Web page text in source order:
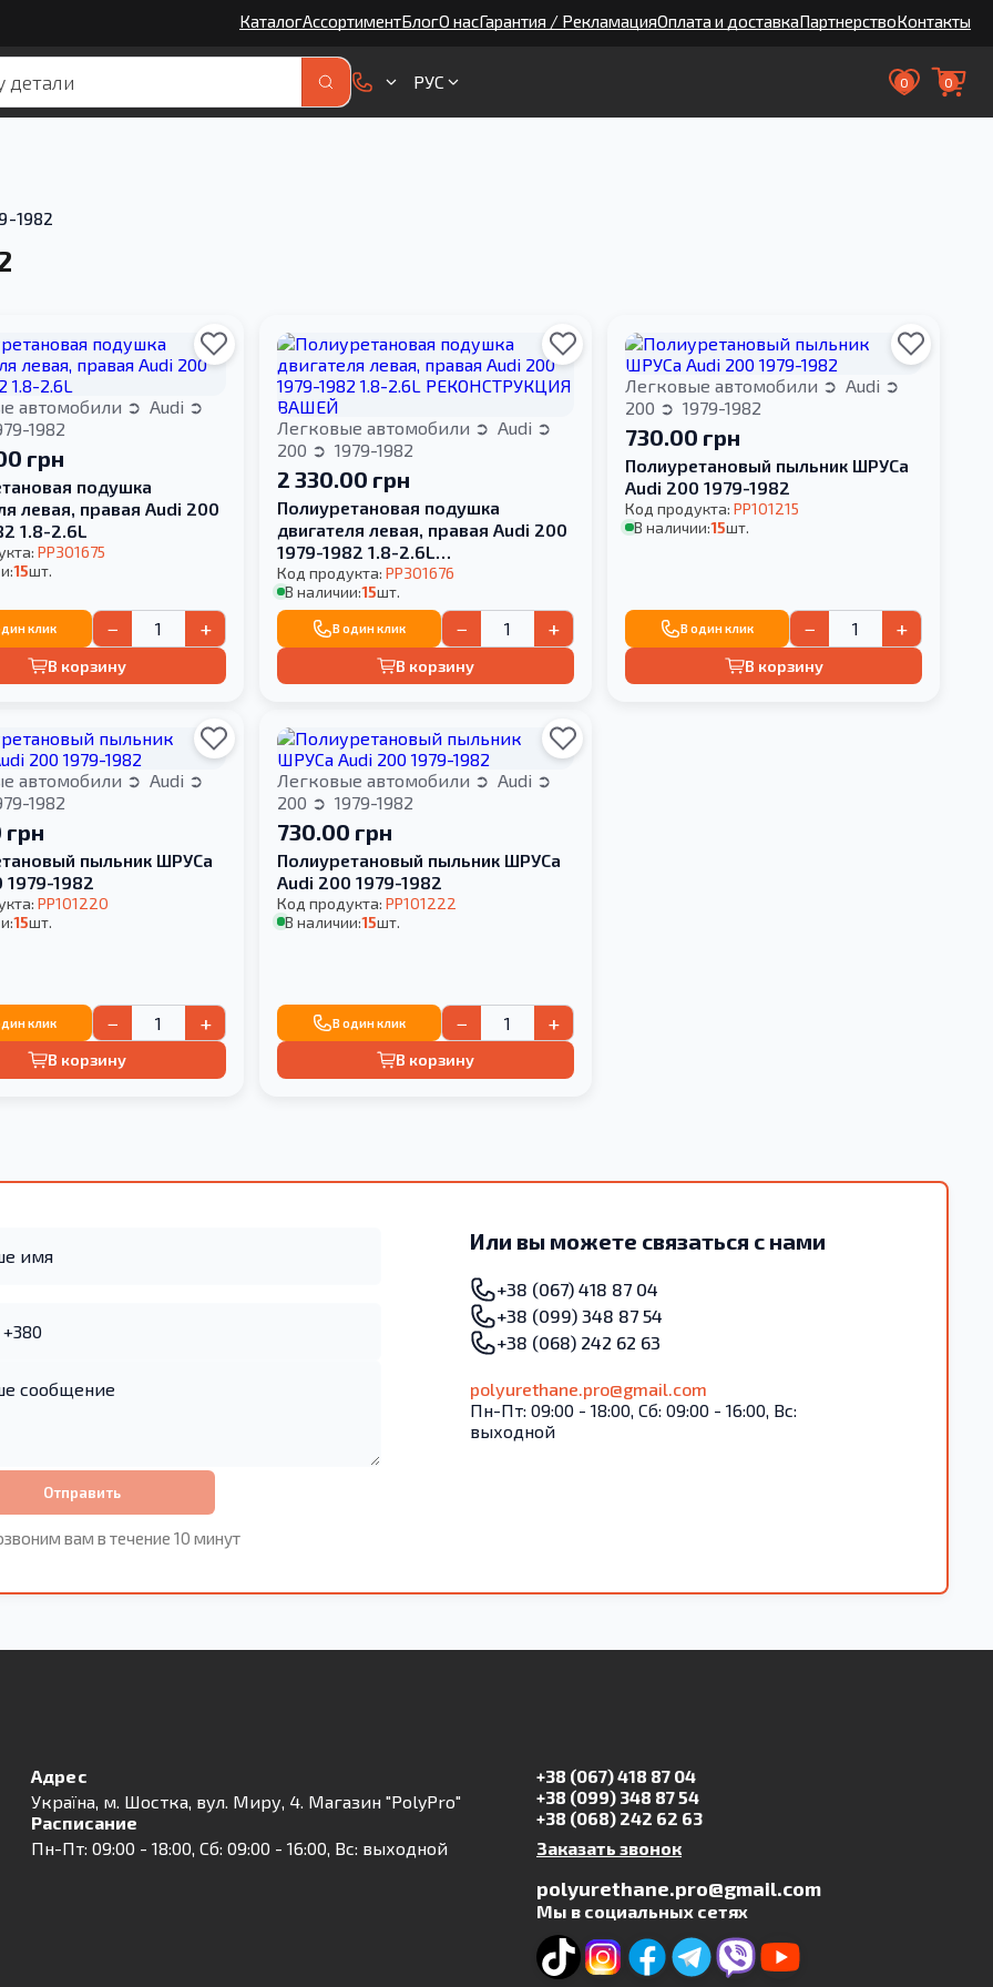
КаталогАссортиментБлогО насГарантия / РекламацияОплата и доставкаПартнерствоКонтакты
РУС 0 0
1982
автомобили
Audi
1982
грн
подушка
левая, правая Audi 200
1.8-2.6L
PP301675
15шт.
клик − +
В корзину
Легковые автомобили
Audi
200
1979-1982
2 330.00 грн
Полиуретановая подушка
двигателя левая, правая Audi 200
1979-1982 1.8-2.6L
РЕКОНСТРУКЦИЯ ВАШЕЙ
Код продукта: PP301676
В наличии:15шт.
В один клик − +
В корзину
Легковые автомобили
Audi
200
1979-1982
730.00 грн
Полиуретановый пыльник ШРУСа
Audi 200 1979-1982
Код продукта:PP101215
В наличии:15шт.
В один клик − +
В корзину
автомобили
Audi
1982
пыльник ШРУСа
1979-1982
PP101220
15шт.
клик − +
В корзину
Легковые автомобили
Audi
200
1979-1982
730.00 грн
Полиуретановый пыльник ШРУСа
Audi 200 1979-1982
Код продукта: PP101222
В наличии:15шт.
В один клик − +
В корзину
Отправить
вам в течение 10 минут
Или вы можете связаться с нами
+38 (067) 418 87 04
+38 (099) 348 87 54
+38 (068) 242 62 63
polyurethane.pro@gmail.com
Пн-Пт: 09:00 - 18:00, Сб: 09:00 - 16:00, Вс:
выходной
Адрес
Українa, м. Шостка, вул. Миру, 4. Магазин "PolyPro"
Расписание
Пн-Пт: 09:00 - 18:00, Сб: 09:00 - 16:00, Вс: выходной
+38 (067) 418 87 04
+38 (099) 348 87 54
+38 (068) 242 62 63
Заказать звонок
polyurethane.pro@gmail.com
Мы в социальных сетях